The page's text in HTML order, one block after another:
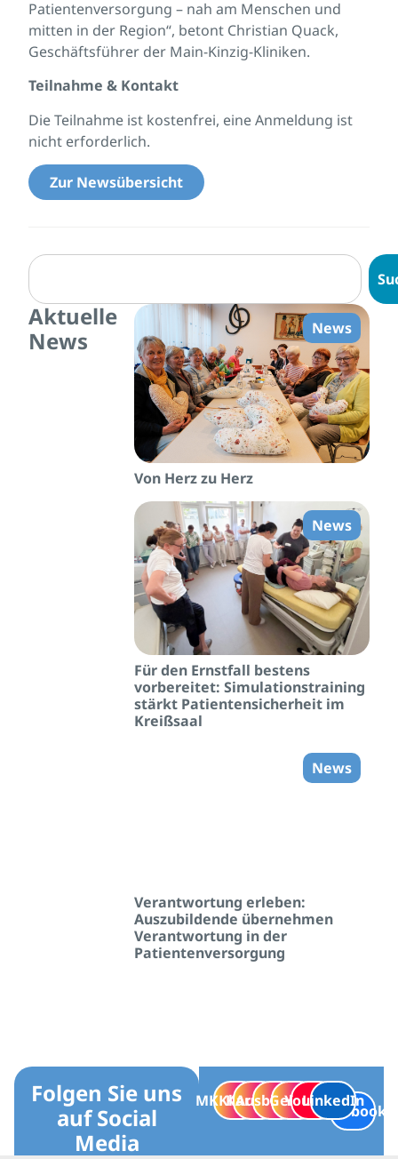
Patientenversorgung – nah am Menschen und
mitten in der Region“, betont Christian Quack,
Geschäftsführer der Main-Kinzig-Kliniken.
Teilnahme & Kontakt
Die Teilnahme ist kostenfrei, eine Anmeldung ist
nicht erforderlich.
Zur Newsübersicht
Aktuelle
News
News
Von Herz zu Herz
News
Für den Ernstfall bestens
vorbereitet: Simulationstraining
stärkt Patientensicherheit im
Kreißsaal
News
Verantwortung erleben:
Auszubildende übernehmen
Verantwortung in der
Patientenversorgung
Folgen Sie uns
auf Social
Media
MKKliniken
Karriere
Ausbildung
Geburt
Facebook
YouTube
LinkedIn